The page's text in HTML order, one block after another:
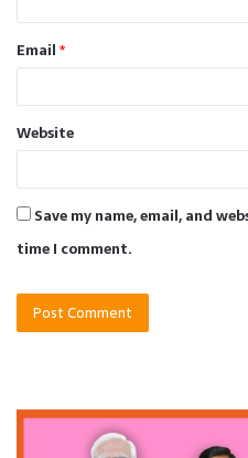
Email*
Website
Save my name, email, and
time I comment.